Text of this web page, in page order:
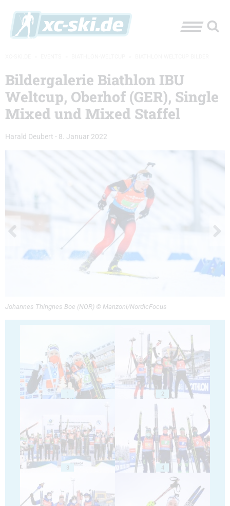
Bildergalerie Biathlon IBU
Weltcup, Oberhof (GER), Single
Mixed und Mixed Staffel
Harald Deubert - 8. Januar 2022
Johannes Thingnes Boe (NOR) © Manzoni/NordicFocus
1 2
3 4